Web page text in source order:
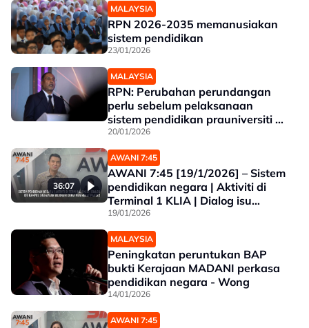
MALAYSIA
RPN 2026-2035 memanusiakan
sistem pendidikan
23/01/2026
MALAYSIA
RPN: Perubahan perundangan
perlu sebelum pelaksanaan
sistem pendidikan prauniversiti -
Zambry
20/01/2026
36:07
AWANI 7:45
AWANI 7:45 [19/1/2026] – Sistem
pendidikan negara | Aktiviti di
Terminal 1 KLIA | Dialog isu
kampus | Kekayaan bilionair
dunia meningkat pantas
19/01/2026
MALAYSIA
Peningkatan peruntukan BAP
bukti Kerajaan MADANI perkasa
pendidikan negara - Wong
14/01/2026
AWANI 7:45